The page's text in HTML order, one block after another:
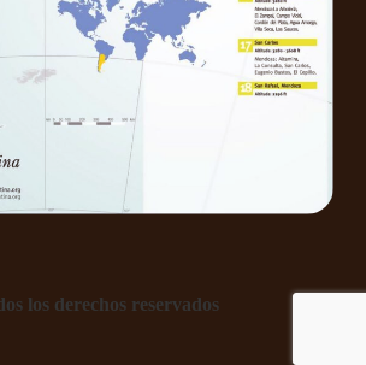
los derechos reservados